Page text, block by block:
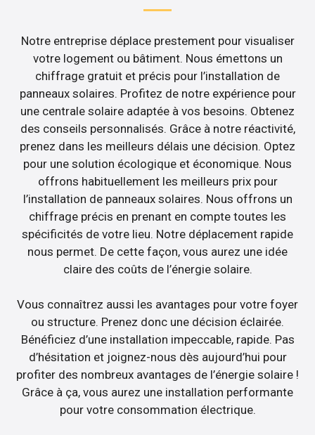
Notre entreprise déplace prestement pour visualiser
votre logement ou bâtiment. Nous émettons un
chiffrage gratuit et précis pour l’installation de
panneaux solaires. Profitez de notre expérience pour
une centrale solaire adaptée à vos besoins. Obtenez
des conseils personnalisés. Grâce à notre réactivité,
prenez dans les meilleurs délais une décision. Optez
pour une solution écologique et économique. Nous
offrons habituellement les meilleurs prix pour
l’installation de panneaux solaires. Nous offrons un
chiffrage précis en prenant en compte toutes les
spécificités de votre lieu. Notre déplacement rapide
nous permet. De cette façon, vous aurez une idée
claire des coûts de l’énergie solaire.
Vous connaîtrez aussi les avantages pour votre foyer
ou structure. Prenez donc une décision éclairée.
Bénéficiez d’une installation impeccable, rapide. Pas
d’hésitation et joignez-nous dès aujourd’hui pour
profiter des nombreux avantages de l’énergie solaire !
Grâce à ça, vous aurez une installation performante
pour votre consommation électrique.